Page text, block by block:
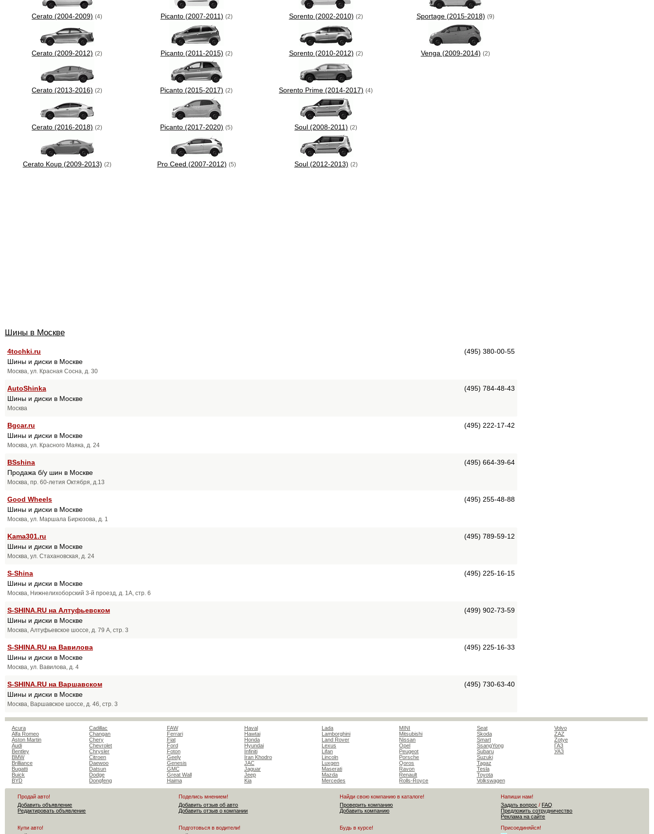
Cerato (2004-2009) (4)
Cerato (2009-2012) (2)
Cerato (2013-2016) (2)
Cerato (2016-2018) (2)
Cerato Koup (2009-2013) (2)
Picanto (2007-2011) (2)
Picanto (2011-2015) (2)
Picanto (2015-2017) (2)
Picanto (2017-2020) (5)
Pro Ceed (2007-2012) (5)
Sorento (2002-2010) (2)
Sorento (2010-2012) (2)
Sorento Prime (2014-2017) (4)
Soul (2008-2011) (2)
Soul (2012-2013) (2)
Sportage (2015-2018) (9)
Venga (2009-2014) (2)
Шины в Москве
4tochki.ru
(495) 380-00-55
Шины и диски в Москве
Москва, ул. Красная Сосна, д. 30
AutoShinka
(495) 784-48-43
Шины и диски в Москве
Москва
Bgcar.ru
(495) 222-17-42
Шины и диски в Москве
Москва, ул. Красного Маяка, д. 24
BSshina
(495) 664-39-64
Продажа б/у шин в Москве
Москва, пр. 60-летия Октября, д.13
Good Wheels
(495) 255-48-88
Шины и диски в Москве
Москва, ул. Маршала Бирюзова, д. 1
Kama301.ru
(495) 789-59-12
Шины и диски в Москве
Москва, ул. Стахановская, д. 24
S-Shina
(495) 225-16-15
Шины и диски в Москве
Москва, Нижнелихоборский 3-й проезд, д. 1А, стр. 6
S-SHINA.RU на Алтуфьевском
(499) 902-73-59
Шины и диски в Москве
Москва, Алтуфьевское шоссе, д. 79 А, стр. 3
S-SHINA.RU на Вавилова
(495) 225-16-33
Шины и диски в Москве
Москва, ул. Вавилова, д. 4
S-SHINA.RU на Варшавском
(495) 730-63-40
Шины и диски в Москве
Москва, Варшавское шоссе, д. 46, стр. 3
Acura
Alfa Romeo
Aston Martin
Audi
Bentley
BMW
Brilliance
Bugatti
Buick
BYD
Cadillac
Changan
Chery
Chevrolet
Chrysler
Citroen
Daewoo
Datsun
Dodge
Dongfeng
FAW
Ferrari
Fiat
Ford
Foton
Geely
Genesis
GMC
Great Wall
Haima
Haval
Hawtai
Honda
Hyundai
Infiniti
Iran Khodro
JAC
Jaguar
Jeep
Kia
Lada
Lamborghini
Land Rover
Lexus
Lifan
Lincoln
Luxgen
Maserati
Mazda
Mercedes
MINI
Mitsubishi
Nissan
Opel
Peugeot
Porsche
Qoros
Ravon
Renault
Rolls-Royce
Seat
Skoda
Smart
SsangYong
Subaru
Suzuki
Tagaz
Tesla
Toyota
Volkswagen
Volvo
ZAZ
Zotye
ГАЗ
УАЗ
Продай авто!
Добавить объявление
Редактировать объявление
Поделись мнением!
Добавить отзыв об авто
Добавить отзыв о компании
Найди свою компанию в каталоге!
Проверить компанию
Добавить компанию
Напиши нам!
Задать вопрос / FAQ
Предложить сотрудничество
Реклама на сайте
Купи авто!
Подготовься в водители!
Будь в курсе!
Присоединяйся!